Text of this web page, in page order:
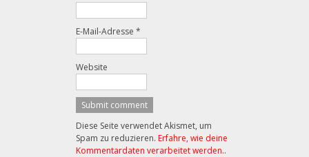
E-Mail-Adresse *
Website
Diese Seite verwendet Akismet, um
Spam zu reduzieren. Erfahre, wie deine
Kommentardaten verarbeitet werden..